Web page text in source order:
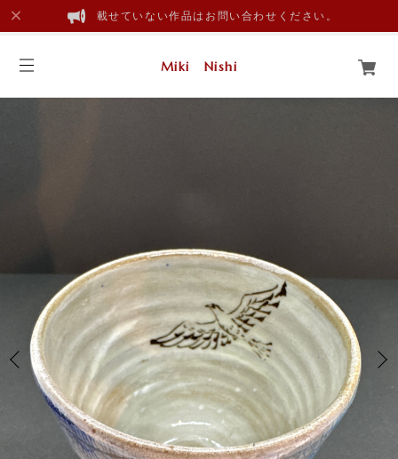
載せていない作品はお問い合わせください。
Miki Nishi